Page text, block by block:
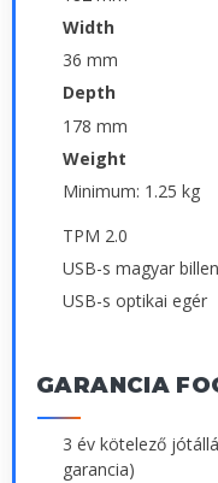
Width
36 mm
Depth
178 mm
Weight
Minimum: 1.25 kg
TPM 2.0
USB-s magyar
USB-s optikai egér
GARANCIA
3 év kötelező
garancia)